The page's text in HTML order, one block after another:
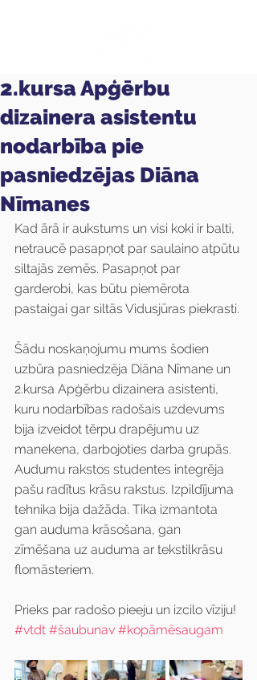
2.kursa Apģērbu
dizainera asistentu
nodarbība pie
pasniedzējas Diāna
Nīmanes
Kad ārā ir aukstums un visi koki ir balti,
netraucē pasapņot par saulaino atpūtu
siltajās zemēs. Pasapņot par
garderobi, kas būtu piemērota
pastaigai gar siltās Vidusjūras piekrasti.
Šādu noskaņojumu mums šodien
uzbūra pasniedzēja Diāna Nīmane un
2.kursa Apģērbu dizainera asistenti,
kuru nodarbības radošais uzdevums
bija izveidot tērpu drapējumu uz
manekena, darbojoties darba grupās.
Audumu rakstos studentes integrēja
pašu radītus krāsu rakstus. Izpildījuma
tehnika bija dažāda. Tika izmantota
gan auduma krāsošana, gan
zīmēšana uz auduma ar tekstilkrāsu
flomāsteriem.
Prieks par radošo pieeju un izcilo vīziju!
#vtdt #šaubunav #kopāmēsaugam